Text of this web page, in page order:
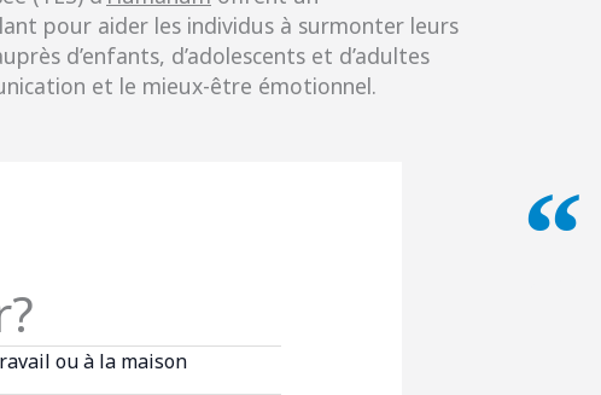
pour aider les individus à surmonter leurs
d’enfants, d’adolescents et d’adultes
et le mieux-être émotionnel.
ou à la maison